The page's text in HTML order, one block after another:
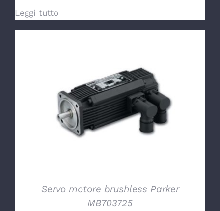
Leggi tutto
DETTAGLI
Servo motore brushless Parker
MB703725